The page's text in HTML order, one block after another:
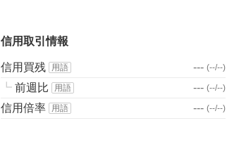
信用取引情報
信用買残 用語 --- (--/--)
┗ 前週比 用語 --- (--/--)
信用倍率 用語 --- (--/--)